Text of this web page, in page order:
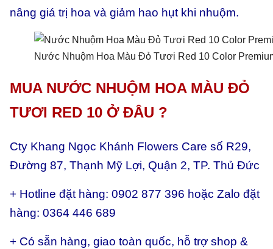
nâng giá trị hoa và giảm hao hụt khi nhuộm.
Nước Nhuộm Hoa Màu Đỏ Tươi Red 10 Color
MUA NƯỚC NHUỘM HOA MÀU ĐỎ
TƯƠI RED 10 Ở ĐÂU ?
Cty Khang Ngọc Khánh Flowers Care số R29,
Đường 87, Thạnh Mỹ Lợi, Quận 2, TP. Thủ Đức
+ Hotline đặt hàng: 0902 877 396 hoặc Zalo đặt
hàng: 0364 446 689
+ Có sẵn hàng, giao toàn quốc, hỗ trợ shop &